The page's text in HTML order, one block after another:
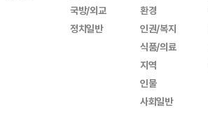
국방/외교
정치일반
환경
인권/복지
식품/의료
지역
인물
사회일반